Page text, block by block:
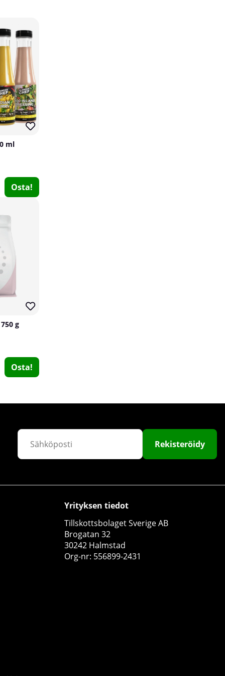
10
24 x Celsius Mixflak, 355 ml
Celsius
0
€59.99€70
ml
Osta!
g
Osta!
Rekisteröidy
Yrityksen tiedot
Tillskottsbolaget Sverige AB
Brogatan 32
30242 Halmstad
Org-nr: 556899-2431